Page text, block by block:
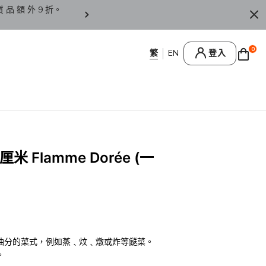
品 額 外 9 折。 香 港 / 澳 門 訂 單 滿
登入 0
米 Flamme Dorée (一
的菜式，例如蒸﹑炆﹑燉或炸等餸菜。